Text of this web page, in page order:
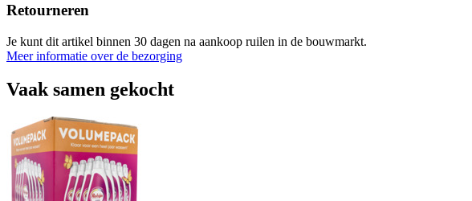
Retourneren
Je kunt dit artikel binnen 30 dagen na aankoop ruilen in de bouwmarkt.
Meer informatie over de bezorging
Vaak samen gekocht